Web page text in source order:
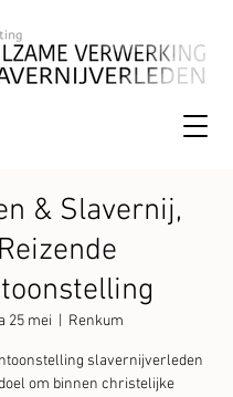
& Slavernij,
Reizende
25 mei Renkum
slavernijverleden
om binnen christelijke